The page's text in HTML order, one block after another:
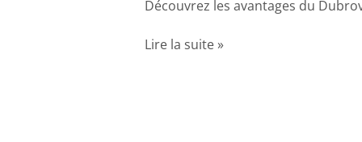
Découvrez les avantages du
Dubrovnik
Lire la suite »